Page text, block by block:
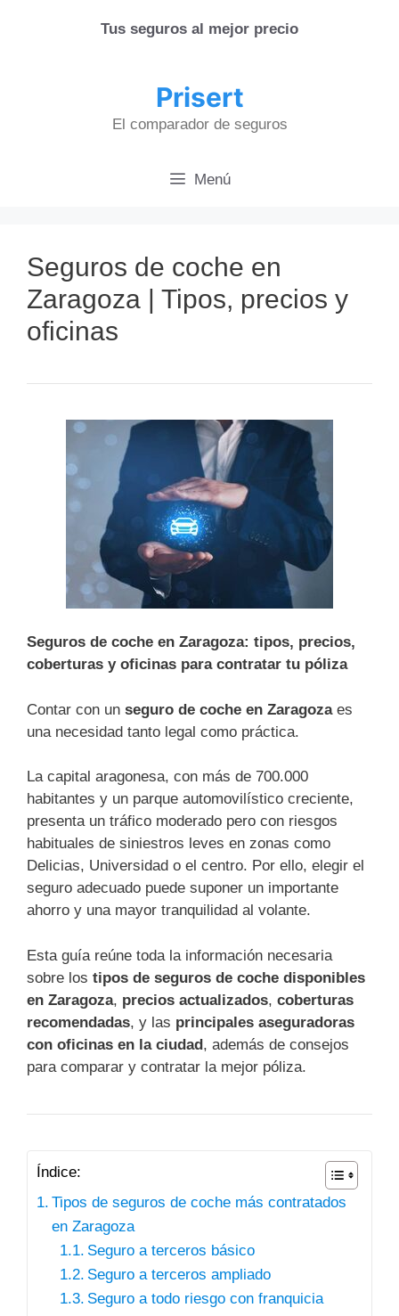
Tus seguros al mejor precio
Prisert
El comparador de seguros
Menú
Seguros de coche en
Zaragoza | Tipos, precios y
oficinas
Seguros de coche en Zaragoza: tipos, precios,
coberturas y oficinas para contratar tu póliza
Contar con un seguro de coche en Zaragozaes
una necesidad tanto legal como práctica.
La capital aragonesa, con más de 700.000
habitantes y un parque automovilístico creciente,
presenta un tráfico moderado pero con riesgos
habituales de siniestros leves en zonas como
Delicias, Universidad o el centro. Por ello, elegir el
seguro adecuado puede suponer un importante
ahorro y una mayor tranquilidad al volante.
Esta guía reúne toda la información necesaria
sobre los tipos de seguros de coche disponibles
en Zaragoza, precios actualizados, coberturas
recomendadas, y las principales aseguradoras
con oficinas en la ciudad, además de consejos
para comparar y contratar la mejor póliza.
Índice:
Tipos de seguros de coche más contratados
en Zaragoza
Seguro a terceros básico
Seguro a terceros ampliado
Seguro a todo riesgo con franquicia